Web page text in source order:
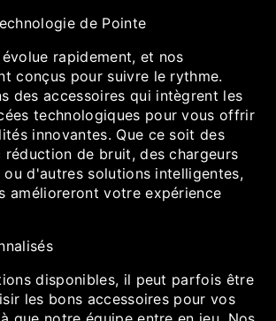
de Pointe
rapidement, et nos
conçus pour suivre le rythme.
des accessoires qui intègrent les
technologiques pour vous offrir
innovantes. Que ce soit des
réduction de bruit, des chargeurs
ou d'autres solutions intelligentes,
amélioreront votre expérience
disponibles, il peut parfois être
les bons accessoires pour vos